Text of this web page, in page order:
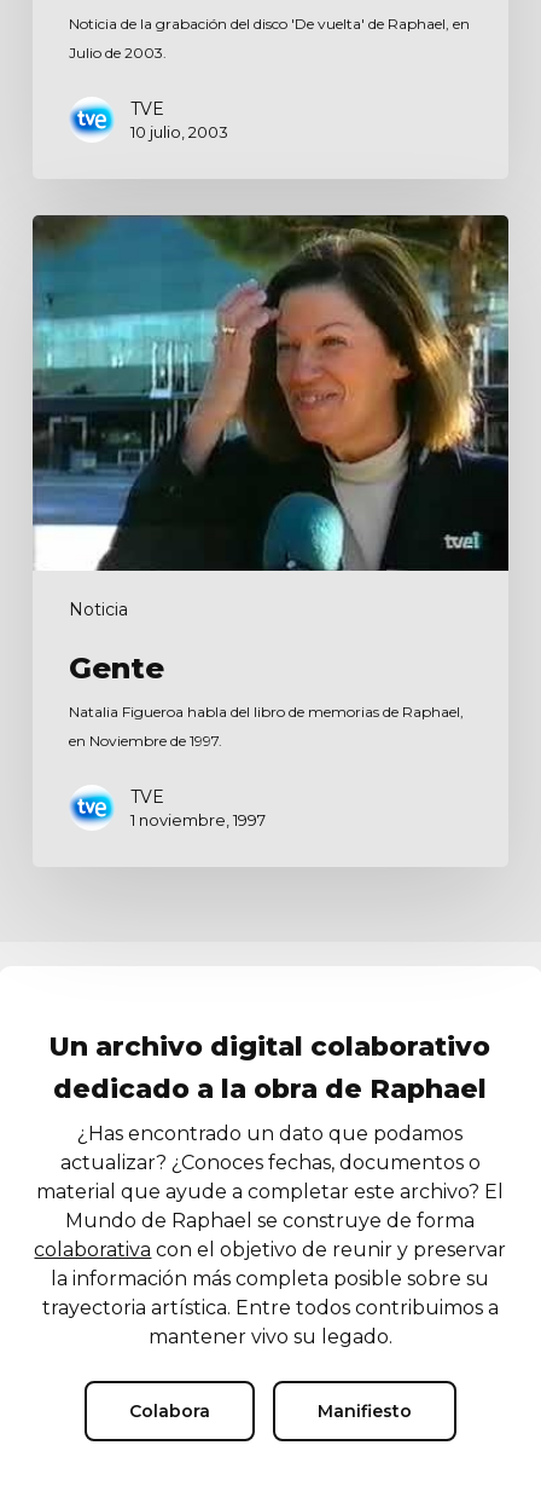
Noticia de la grabación del disco 'De vuelta' de Raphael, en
Julio de 2003.
TVE
10 julio, 2003
Noticia
Gente
Gente
Natalia Figueroa habla del libro de memorias de Raphael,
en Noviembre de 1997.
TVE
1 noviembre, 1997
Un archivo digital colaborativo
dedicado a la obra de Raphael
¿Has encontrado un dato que podamos
actualizar? ¿Conoces fechas, documentos o
material que ayude a completar este archivo? El
Mundo de Raphael se construye de forma
colaborativa con el objetivo de reunir y preservar
la información más completa posible sobre su
trayectoria artística. Entre todos contribuimos a
mantener vivo su legado.
Colabora Manifiesto